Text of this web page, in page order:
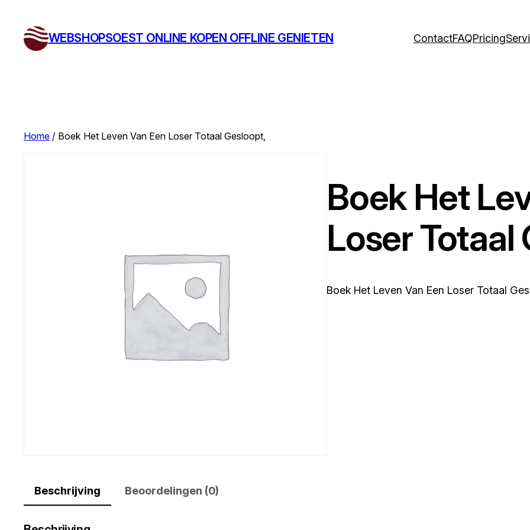
WEBSHOPSOEST ONLINE KOPEN OFFLINE GENIETEN ContactFAQPricing
Home / Boek Het Leven Van Een Loser Totaal Gesloopt,
Boek Het
Loser Totaal
Boek Het Leven Van Een Loser Totaal
Beschrijving Beoordelingen (0)